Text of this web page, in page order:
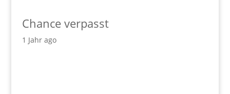
Chance verpasst
1 Jahr ago